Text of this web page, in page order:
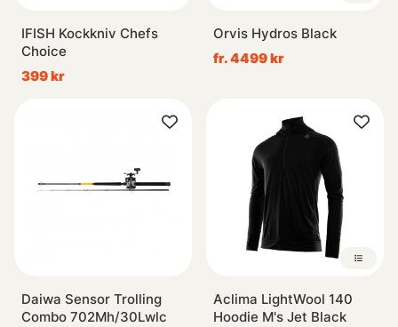
IFISH Kockkniv Chefs
Choice
399 kr
Orvis Hydros Black
fr. 4499 kr
Daiwa Sensor Trolling
Combo 702Mh/30Lwlc
Aclima LightWool 140
Hoodie M's Jet Black